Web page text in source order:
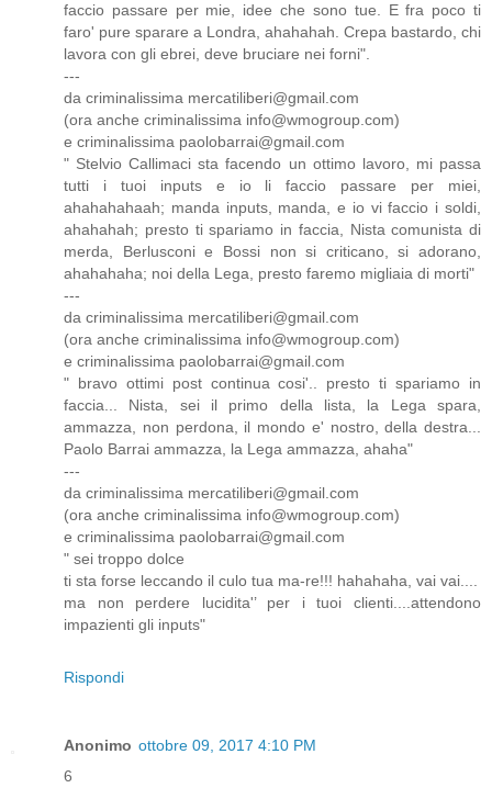
faccio passare per mie, idee che sono tue. E fra poco ti
faro' pure sparare a Londra, ahahahah. Crepa bastardo, chi
lavora con gli ebrei, deve bruciare nei forni".
---
da criminalissima mercatiliberi@gmail.com
(ora anche criminalissima info@wmogroup.com)
e criminalissima paolobarrai@gmail.com
" Stelvio Callimaci sta facendo un ottimo lavoro, mi passa
tutti i tuoi inputs e io li faccio passare per miei,
ahahahahaah; manda inputs, manda, e io vi faccio i soldi,
ahahahah; presto ti spariamo in faccia, Nista comunista di
merda, Berlusconi e Bossi non si criticano, si adorano,
ahahahaha; noi della Lega, presto faremo migliaia di morti"
---
da criminalissima mercatiliberi@gmail.com
(ora anche criminalissima info@wmogroup.com)
e criminalissima paolobarrai@gmail.com
" bravo ottimi post continua cosi'.. presto ti spariamo in
faccia... Nista, sei il primo della lista, la Lega spara,
ammazza, non perdona, il mondo e' nostro, della destra...
Paolo Barrai ammazza, la Lega ammazza, ahaha"
---
da criminalissima mercatiliberi@gmail.com
(ora anche criminalissima info@wmogroup.com)
e criminalissima paolobarrai@gmail.com
" sei troppo dolce
ti sta forse leccando il culo tua ma-re!!! hahahaha, vai vai....
ma non perdere lucidita'’ per i tuoi clienti....attendono
impazienti gli inputs"
Rispondi
Anonimo ottobre 09, 2017 4:10 PM
6